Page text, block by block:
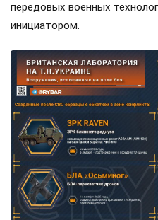
передовых военных
инициатором.